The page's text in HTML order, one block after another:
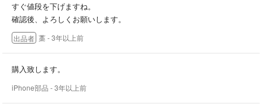
すぐ値段を下げますね。
確認後、よろしくお願いします。
出品者 藁- 3年以上前
購入致します。
iPhone部品 - 3年以上前